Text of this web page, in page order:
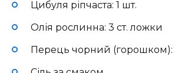
Цибуля ріпчаста: 1 шт.
Олія рослинна: 3 ст. ложки
Перець чорний (горошком):